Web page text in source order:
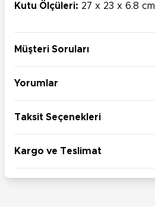
Kutu Ölçüleri: 27 x 23 x 6.8 cm
Müşteri Soruları
Yorumlar
Taksit Seçenekleri
Kargo ve Teslimat